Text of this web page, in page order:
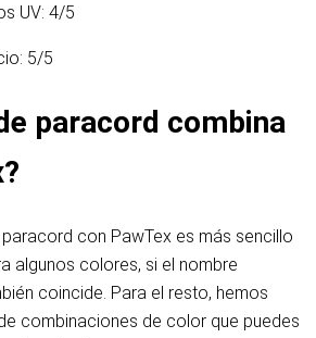
UV: 4/5
5/5
paracord combina
con PawTex es más sencillo
algunos colores, si el nombre
coincide. Para el resto, hemos
combinaciones de color que puedes